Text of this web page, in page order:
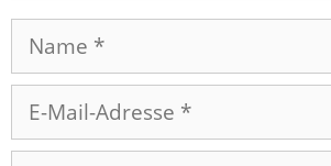
Name
Mail-